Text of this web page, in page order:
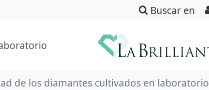
Buscar en
de los diamantes cultivados en laboratorio